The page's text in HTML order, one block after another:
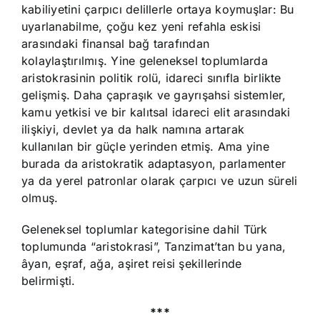
kabiliyetini çarpıcı delillerle ortaya koymuşlar: Bu
uyarlanabilme, çoğu kez yeni refahla eskisi
arasındaki finansal bağ tarafından
kolaylaştırılmış. Yine geleneksel toplumlarda
aristokrasinin politik rolü, idareci sınıfla birlikte
gelişmiş. Daha çapraşık ve gayrışahsi sistemler,
kamu yetkisi ve bir kalıtsal idareci elit arasındaki
ilişkiyi, devlet ya da halk namına artarak
kullanılan bir güçle yerinden etmiş. Ama yine
burada da aristokratik adaptasyon, parlamenter
ya da yerel patronlar olarak çarpıcı ve uzun süreli
olmuş.
Geleneksel toplumlar kategorisine dahil Türk
toplumunda “aristokrasi”, Tanzimat’tan bu yana,
âyan, eşraf, ağa, aşiret reisi şekillerinde
belirmişti.
***